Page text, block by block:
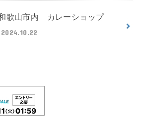
歌山市内 カレーショップ
2024.10.22